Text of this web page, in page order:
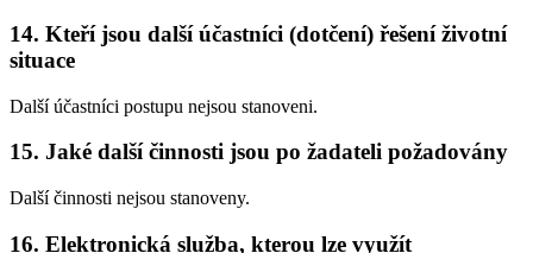
14. Kteří jsou další účastníci (dotčení) řešení životní
situace
Další účastníci postupu nejsou stanoveni.
15. Jaké další činnosti jsou po žadateli požadovány
Další činnosti nejsou stanoveny.
16. Elektronická služba, kterou lze využít